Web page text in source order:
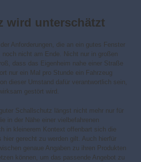
wird unterschätzt
Anforderungen, die an ein gutes Fenster
nicht am Ende. Nicht nur in großen
dass das Eigenheim nahe einer Straße
nur ein Mal pro Stunde ein Fahrzeug
dieser Umstand dafür verantwortlich sein,
gestört wird.
Schallschutz längst nicht mehr nur für
in der Nähe einer vielbefahrenen
in kleinerem Kontext offenbart sich die
hier gerecht zu werden gilt. Auch hierfür
genaue Angaben zu ihren Produkten
können, um das passende Angebot zu